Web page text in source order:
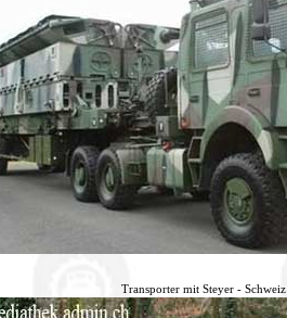
Transporter mit Steyer - Schweiz